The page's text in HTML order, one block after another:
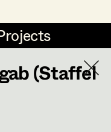
HOME
(Staffel